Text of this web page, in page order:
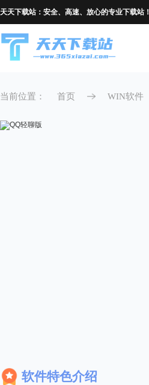
天天下载站：安全、高速、放心的专业下载站！
当前位置： 首页 WIN软件
软件特色介绍